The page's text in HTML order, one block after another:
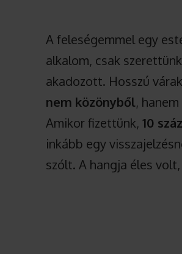
A feleségemmel egy
alkalom, csak
akadozott. Hosszú
nem közönyből,
Amikor fizettünk,10
inkább egy
szólt. A hangja éles